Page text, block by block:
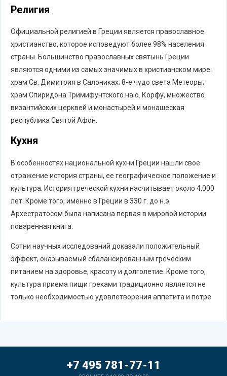
Религия
Официальной религией в Греции является православное
христианство, которое исповедуют более 98% населения
страны. Большинство православных святынь Греции
являются одними из самых значимых в христианском мире:
храм Св. Димитрия в Салониках; 8-е чудо света Метеоры;
храм Спиридона Тримифунтского на о. Корфу, множество
византийских церквей и монастырей и монашеская
республика Святой Афон.
Кухня
В особенностях национальной кухни Греции нашли свое
отражение история страны, ее географическое положение и
культура. История греческой кухни насчитывает около 4.000
лет. Кроме того, именно в Греции в 330 г. до н.э.
Архестратосом была написана первая в мировой истории
поваренная книга.
Сотни научных исследований доказали положительный
эффект, оказываемый сбалансированным греческим
питанием на здоровье, красоту и долголетие. Кроме того,
культура приема пищи греками традиционно является не
только необходимостью удовлетворения аппетита и потре
+7 495 781-77-11